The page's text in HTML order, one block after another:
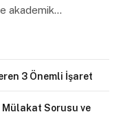
akademik…
3 Önemli İşaret
Mülakat Sorusu ve